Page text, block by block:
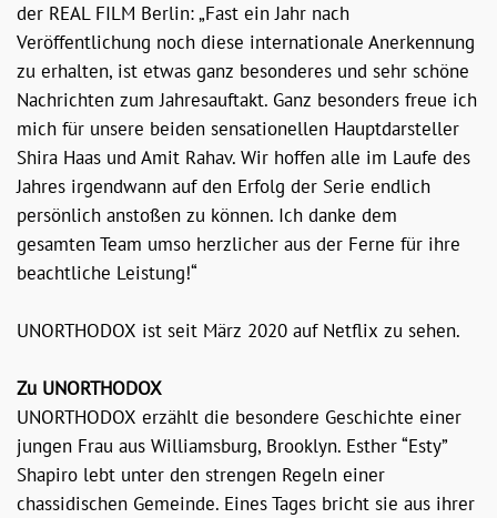
der REAL FILM Berlin: „Fast ein Jahr nach
Veröffentlichung noch diese internationale Anerkennung
zu erhalten, ist etwas ganz besonderes und sehr schöne
Nachrichten zum Jahresauftakt. Ganz besonders freue ich
mich für unsere beiden sensationellen Hauptdarsteller
Shira Haas und Amit Rahav. Wir hoffen alle im Laufe des
Jahres irgendwann auf den Erfolg der Serie endlich
persönlich anstoßen zu können. Ich danke dem
gesamten Team umso herzlicher aus der Ferne für ihre
beachtliche Leistung!“
UNORTHODOX ist seit März 2020 auf Netflix zu sehen.
Zu UNORTHODOX
UNORTHODOX erzählt die besondere Geschichte einer
jungen Frau aus Williamsburg, Brooklyn. Esther “Esty”
Shapiro lebt unter den strengen Regeln einer
chassidischen Gemeinde. Eines Tages bricht sie aus ihrer